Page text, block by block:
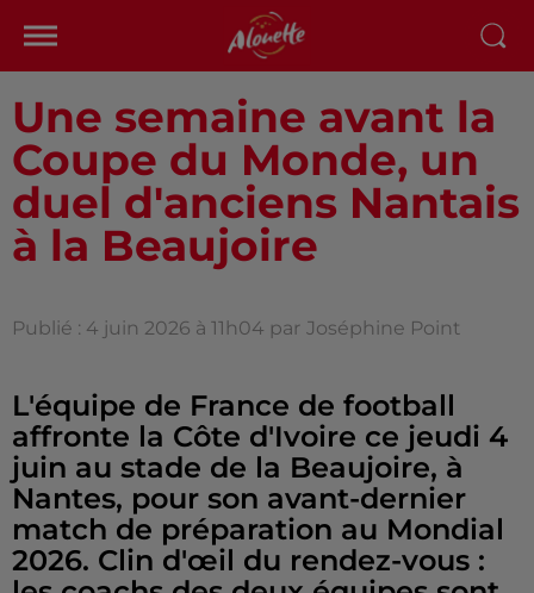
Une semaine avant la
Coupe du Monde, un
duel d'anciens Nantais
à la Beaujoire
Publié : 4 juin 2026 à 11h04 par Joséphine Point
L'équipe de France de football
affronte la Côte d'Ivoire ce jeudi 4
juin au stade de la Beaujoire, à
Nantes, pour son avant-dernier
match de préparation au Mondial
2026. Clin d'œil du rendez-vous :